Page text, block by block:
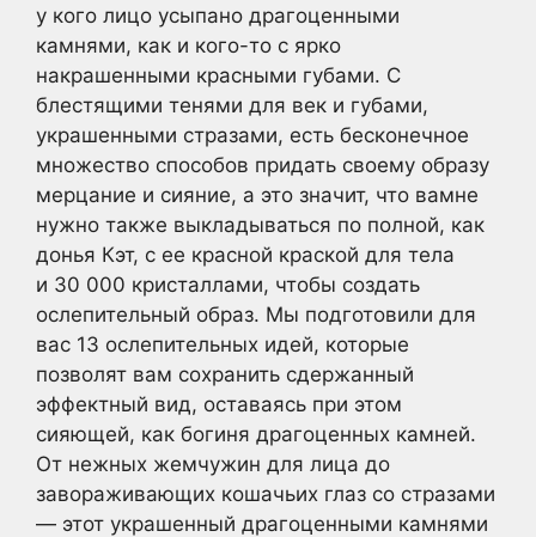
у кого лицо усыпано драгоценными
камнями, как и кого-то с ярко
накрашенными красными губами. С
блестящими тенями для век и губами,
украшенными стразами, есть бесконечное
множество способов придать своему образу
мерцание и сияние, а это значит, что вамне
нужно также выкладываться по полной, как
донья Кэт, с ее красной краской для тела
и 30 000 кристаллами, чтобы создать
ослепительный образ. Мы подготовили для
вас 13 ослепительных идей, которые
позволят вам сохранить сдержанный
эффектный вид, оставаясь при этом
сияющей, как богиня драгоценных камней.
От нежных жемчужин для лица до
завораживающих кошачьих глаз со стразами
— этот украшенный драгоценными камнями